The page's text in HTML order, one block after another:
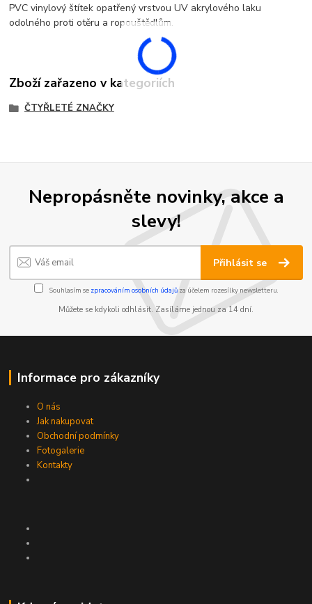
PVC vinylový štítek opatřený vrstvou UV akrylového laku
odolného proti otěru a ropouštědlům.
Zboží zařazeno v kategoriích
ČTYŘLETÉ ZNAČKY
Nepropásněte novinky, akce a
slevy!
Přihlásit se
Souhlasím se zpracováním osobních údajůza účelem rozesílky newsletteru.
Můžete se kdykoli odhlásit. Zasíláme jednou za 14 dní.
Informace pro zákazníky
O nás
Jak nakupovat
Obchodní podmínky
Fotogalerie
Kontakty